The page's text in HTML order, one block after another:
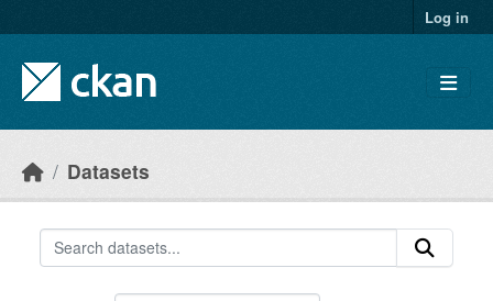
Log in
Datasets